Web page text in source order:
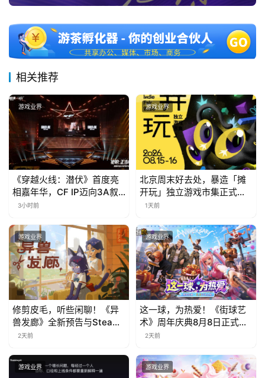
相关推荐
游戏业界
《穿越火线：潜伏》首度亮
相嘉年华，CF IP迈向3A叙
事新高度
3小时前
游戏业界
北京周末好去处，暴造「摊
开玩」独立游戏市集正式开
票！
1天前
游戏业界
修剪皮毛，听些闲聊！《异
兽发廊》全新预告与Steam
免费试玩公开
2天前
游戏业界
这一球，为热爱！《街球艺
术》周年庆典8月8日正式上
线，多重福利与全新内容同
2天前
游戏业界 游戏业界